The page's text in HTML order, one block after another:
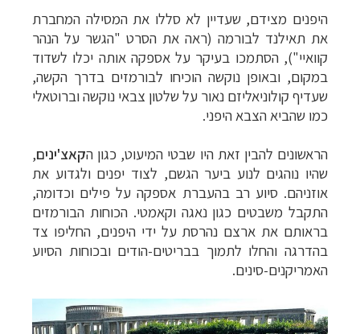
היפנים מצידם, שעדיין לא סללו את המסילה המחברת
את תאילנד לבורמה (ראה את הסרט "הגשר על הנהר
קוואיי"), הסתמכו בעיקר על אספקהאותה יכלו לשדוד
במקום, ובאופן נוקשה הוכיחו לבורמזים בדרך הקשה,
שעדיף קולוניאליזם נאור על שלטון צבאי נוקשה וברוטאלי
כמו שהביא הצבא היפני.
הראשונים להבין זאת היו שבטי המיעוט, כגון הקאצ'ינים,
שהיו נוהגים לנוע ביער הגשם, לצוד יפנים ולגדוע את
אוזניהם. סיוע רב בהעברת אספקה על פילים וכדומה,
התקבל משבטים כגון נאגה וקאמטי. הכוחות הבורמזים
בראותם את ארצם נהרסת על ידי היפנים,החליפו צד
בהדרגה והחלו לתמוך בבריטים-הודים ובכוחות הסיוע
האמריקנים-סינים.